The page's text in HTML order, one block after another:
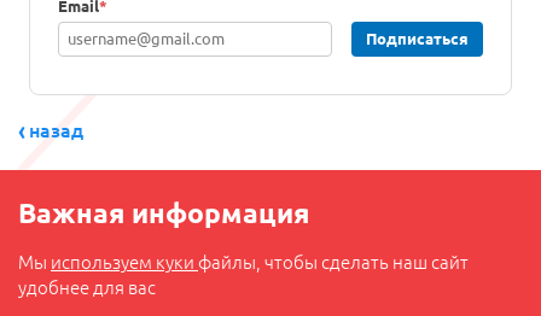
Email*
Подписаться
назад
Важная информация
Мы используем куки файлы, чтобы сделать наш сайт
удобнее для вас